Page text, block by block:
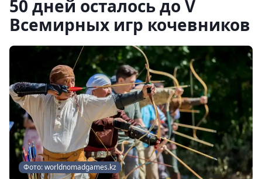
50 дней осталось до V
Всемирных игр кочевников
Фото: worldnomadgames.kz